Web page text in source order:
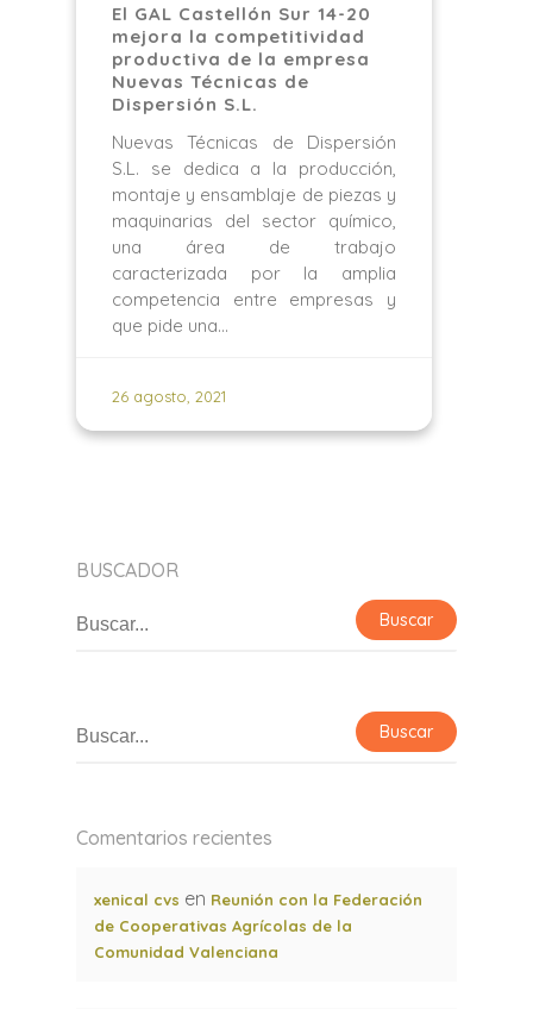
El GAL Castellón Sur 14-20
mejora la competitividad
productiva de la empresa
Nuevas Técnicas de
Dispersión S.L.
Nuevas Técnicas de Dispersión
S.L. se dedica a la producción,
montaje y ensamblaje de piezas y
maquinarias del sector químico,
una área de trabajo
caracterizada por la amplia
competencia entre empresas y
que pide una…
26 agosto, 2021
BUSCADOR
Comentarios recientes
xenical cvs en Reunión con la Federación
de Cooperativas Agrícolas de la
Comunidad Valenciana